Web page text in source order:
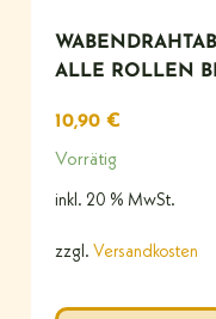
ALLE ROLLEN
10,90 €
Vorrätig
inkl. 20 % MwSt.
zzgl. Versandkosten